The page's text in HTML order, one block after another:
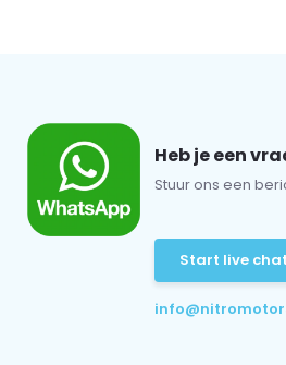
Heb je een
Stuur ons een
Start live chat